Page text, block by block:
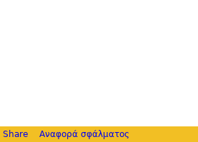
Share Αναφορά σφάλματος